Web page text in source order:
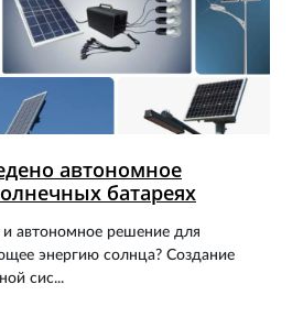
автономное
батареях
автономное решение для
энергию солнца? Создание
сис...